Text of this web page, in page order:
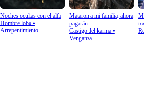
Noches ocultas con el alfa
Hombre lobo⦁
Arrepentimiento
Mataron a mi familia, ahora
pagarán
Castigo del karma⦁
Venganza
Me
todo